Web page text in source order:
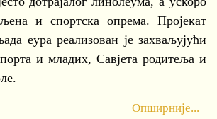
и спортска опрема. Пројекат
еура реализован је захваљујући
и младих, Савјета родитеља и
Опширније...